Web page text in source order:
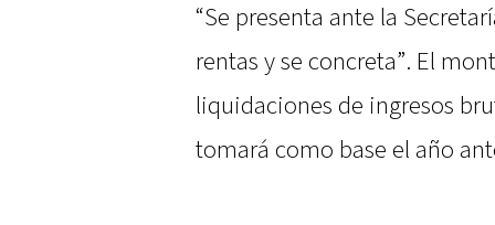
“Se presenta ante la
rentas y se concreta”. El
liquidaciones de ingresos
tomará como base el año